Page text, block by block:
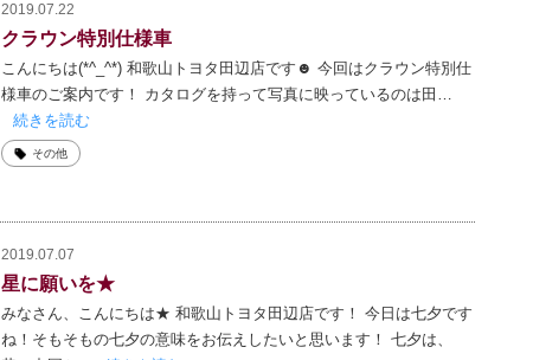
2019.07.22
クラウン特別仕様車
こんにちは(*^_^*) 和歌山トヨタ田辺店です☻ 今回はクラウン特別仕
様車のご案内です！ カタログを持って写真に映っているのは田…
続きを読む
その他
2019.07.07
星に願いを★
みなさん、こんにちは★ 和歌山トヨタ田辺店です！ 今日は七夕です
ね！そもそもの七夕の意味をお伝えしたいと思います！ 七夕は、